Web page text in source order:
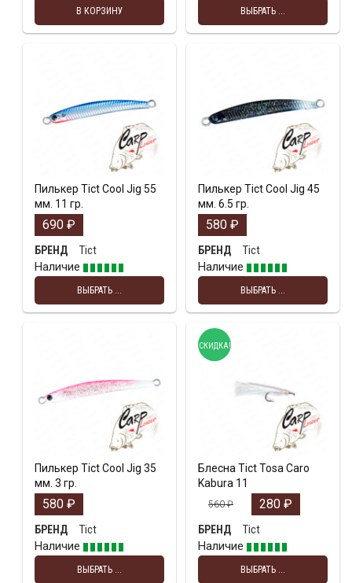
В КОРЗИНУ ВЫБРАТЬ ...
Пилькер Tict Cool Jig 55
мм. 11 гр.
690 ₽
БРЕНД
Tict
Наличие
ВЫБРАТЬ ...
Пилькер Tict Cool Jig 45
мм. 6.5 гр.
580 ₽
БРЕНД
Tict
Наличие
ВЫБРАТЬ ...
Пилькер Tict Cool Jig 35
мм. 3 гр.
580 ₽
БРЕНД
Tict
Наличие
ВЫБРАТЬ ...
Блесна Tict Tosa Caro
Kabura 11
560₽ 280 ₽
БРЕНД
Tict
Наличие
ВЫБРАТЬ ...
СКИДКА!